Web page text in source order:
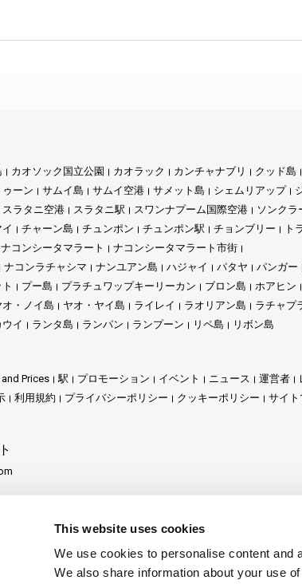
This website uses cookies
We use cookies to personalise content and
We also share information about your use
カオソック国立公園 カオラック カンチャナブリ クッド島
ーン サムイ島 サムイ空港 サメット島 シェムリアップ
スラタニ空港 スラタニ駅 スワンナプーム国際空港 ソンクラ
チャーン島 チュンポン チュンポン駅 チョンブリー
ト
ナコンシータマラート
ナコンシータマラート市街
ナコンラチャシマ ナンユアン島 ハジャイ パタヤ パンガー
プー島 プラチュワップキーリーカン ブロン島 ホアヒン
オ・ノイ島 ヤオ・ヤイ島 ライレイ ラオリアン島
ラチャプ
イ ランタ島 ランパン ランプーン リペ島 リボン島
Prices 駅 プロモーション イベント ニュース 運営者
利用規約 プライバシーポリシー クッキーポリシー
サイト
ナーになる Travel Agent Program